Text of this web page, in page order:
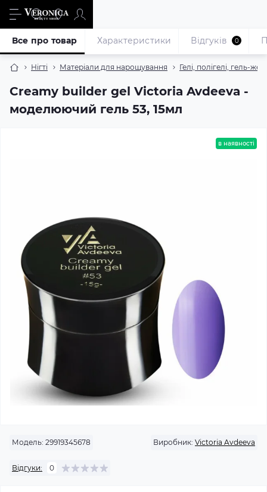
Нігті Матеріали для нарощування Гелі, полігелі, гель-
Creamy builder gel Victoria Avdeeva -
моделюючий гель 53, 15мл
Все про товар Характеристики Відгуків 0
в наявності
Модель: 29919345678 Виробник: Victoria Avdeeva
Відгуки: 0